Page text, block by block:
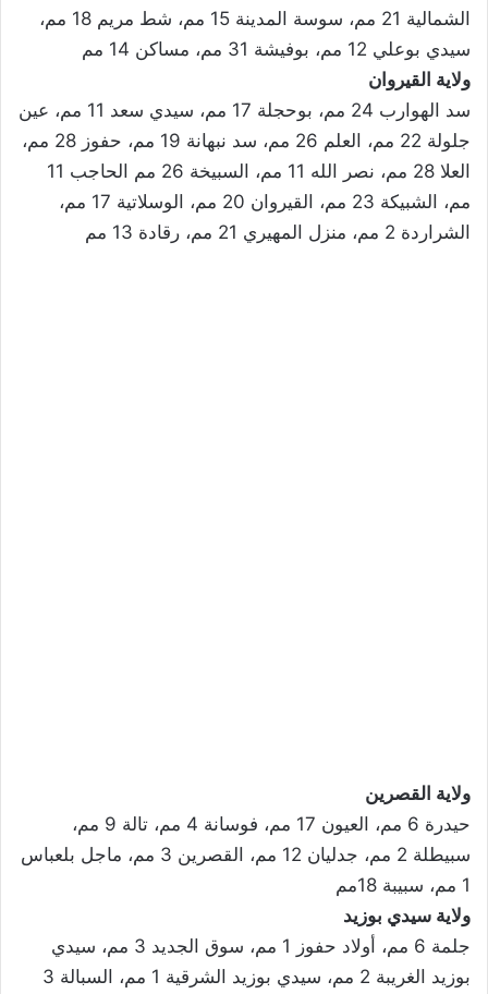
الشمالية 21 مم، سوسة المدينة 15 مم، شط مريم 18 مم،
سيدي بوعلي 12 مم، بوفيشة 31 مم، مساكن 14 مم
ولاية القيروان
سد الهوارب 24 مم، بوحجلة 17 مم، سيدي سعد 11 مم، عين
جلولة 22 مم، العلم 26 مم، سد نبهانة 19 مم، حفوز 28 مم،
العلا 28 مم، نصر الله 11 مم، السبيخة 26 مم الحاجب 11
مم، الشبيكة 23 مم، القيروان 20 مم، الوسلاتية 17 مم،
الشراردة 2 مم، منزل المهيري 21 مم، رقادة 13 مم
ولاية القصرين
حيدرة 6 مم، العيون 17 مم، فوسانة 4 مم، تالة 9 مم،
سبيطلة 2 مم، جدليان 12 مم، القصرين 3 مم، ماجل بلعباس
1 مم، سبيبة 18مم
ولاية سيدي بوزيد
جلمة 6 مم، أولاد حفوز 1 مم، سوق الجديد 3 مم، سيدي
بوزيد الغريبة 2 مم، سيدي بوزيد الشرقية 1 مم، السبالة 3